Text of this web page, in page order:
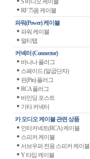
S 비디오 케이블
RF 75옴 케이블
파워(Power) 케이블
파워 케이블
멀티탭
커넥터 (Connector)
바나나 플러그
스페이드 (말굽단자)
핀(Pin) 플러그
RCA 플러그
바인딩 포스트
기타 커넥터
카 오디오 케이블 관련 상품
인터커넥트(RCA) 케이블
스피커 케이블
서브우퍼 전용 스피커 케이블
Y 타입 케이블